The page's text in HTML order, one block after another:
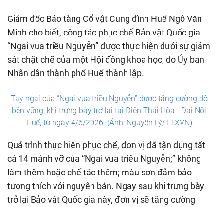
Giám đốc Bảo tàng Cổ vật Cung đình Huế Ngô Văn
Minh cho biết, công tác phục chế Bảo vật Quốc gia
“Ngai vua triều Nguyễn” được thực hiện dưới sự giám
sát chặt chẽ của một Hội đồng khoa học, do Ủy ban
Nhân dân thành phố Huế thành lập.
Tay ngai của “Ngai vua triều Nguyễn” được tăng cường độ
bền vững, khi trưng bày trở lại tại Điện Thái Hòa - Đại Nội
Huế, từ ngày 4/6/2026. (Ảnh: Nguyên Lý/TTXVN)
Quá trình thực hiện phục chế, đơn vị đã tận dụng tất
cả 14 mảnh vỡ của “Ngai vua triều Nguyễn;” không
làm thêm hoặc chế tác thêm; màu sơn đảm bảo
tương thích với nguyên bản. Ngay sau khi trưng bày
trở lại Bảo vật Quốc gia này, đơn vị sẽ tăng cường